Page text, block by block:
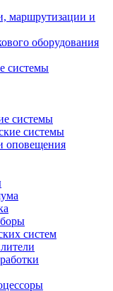
маршрутизации и
оборудования
системы
системы
системы
оповещения
систем